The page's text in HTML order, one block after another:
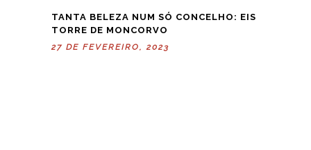
TANTA BELEZA NUM SÓ CONCELHO: EIS
TORRE DE MONCORVO
27 DE FEVEREIRO, 2023